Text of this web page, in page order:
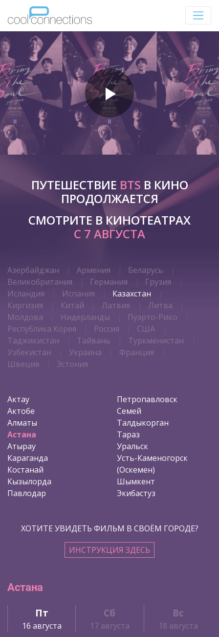
ПУТЕШЕСТВИЕ BTS В КИНО
ПРОДОЛЖАЕТСЯ
СМОТРИТЕ В КИНОТЕАТРАХ
С 7 АВГУСТА
Азербайджан Армения
Беларусь
Великобритания
Германия
Грузия
Исландия
Испания
Казахстан
Киргизия
Китай Латвия
Литва
Молдова
Нидерланды
Пуэрто-Рико
Республика Корея
Россия
США
Таджикистан
Тайвань
Туркменистан
Узбекистан
Украина
Франция
Швеция
Эстония
Актау
Актобе
Алматы
Астана
Атырау
Караганда
Костанай
Кызылорда
Павлодар
Петропавловск
Семей
Талдыкорган
Тараз
Уральск
Усть-Каменогорск
(Оскемен)
Шымкент
Экибастуз
ХОТИТЕ УВИДЕТЬ ФИЛЬМ В СВОЁМ ГОРОДЕ?
ИНСТРУКЦИЯ ЗДЕСЬ
Астана
Пт
16 августа
Сб
17 августа
Вс
18 августа